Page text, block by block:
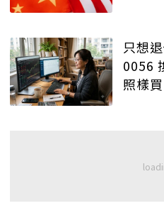
只想
0056
照樣買